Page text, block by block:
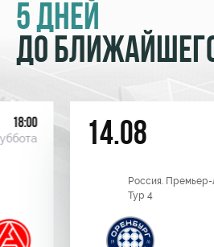
5 ДНЕЙ
ДО
18:00 14.08
Россия. Премьер-
Тур 4